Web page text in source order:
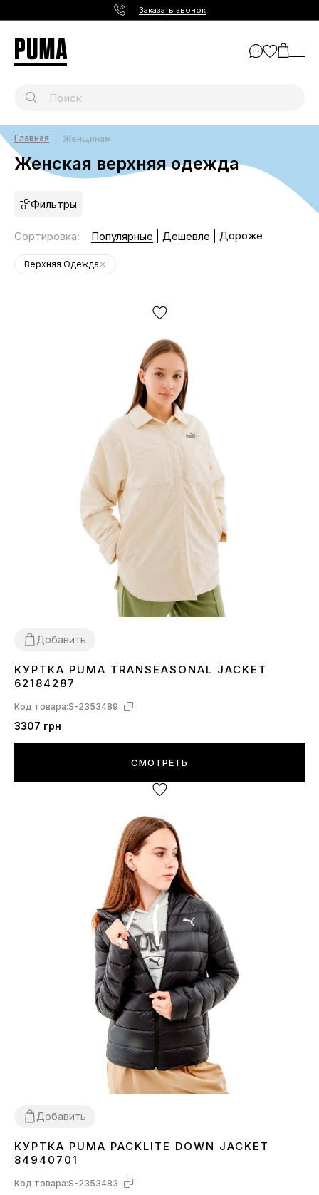
Заказать звонок
Главная Женщинам
Женская верхняя одежда
Фильтры
Сортировка: Популярные Дешевле Дороже
Верхняя Одежда
Добавить
XXS XSS
КУРТКА PUMA TRANSEASONAL JACKET
62184287
Код товара:S-2353489
3307 грн
СМОТРЕТЬ
Добавить
XS S
КУРТКА PUMA PACKLITE DOWN JACKET
84940701
Код товара:S-2353483